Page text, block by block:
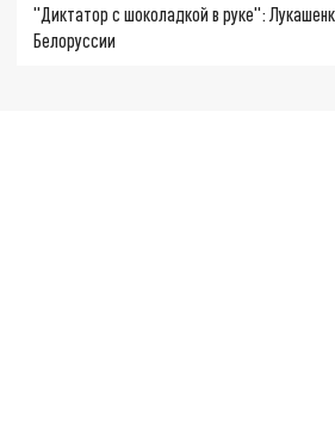
"Диктатор с шоколадкой в руке":
Белоруссии